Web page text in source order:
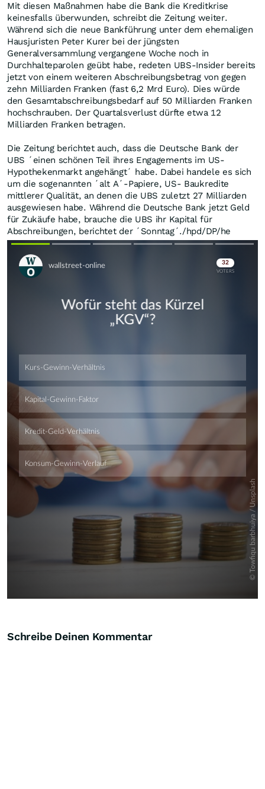
Mit diesen Maßnahmen habe die Bank die Kreditkrise
keinesfalls überwunden, schreibt die Zeitung weiter.
Während sich die neue Bankführung unter dem ehemaligen
Hausjuristen Peter Kurer bei der jüngsten
Generalversammlung vergangene Woche noch in
Durchhalteparolen geübt habe, redeten UBS-Insider bereits
jetzt von einem weiteren Abschreibungsbetrag von gegen
zehn Milliarden Franken (fast 6,2 Mrd Euro). Dies würde
den Gesamtabschreibungsbedarf auf 50 Milliarden Franken
hochschrauben. Der Quartalsverlust dürfte etwa 12
Milliarden Franken betragen.
Die Zeitung berichtet auch, dass die Deutsche Bank der
UBS ´einen schönen Teil ihres Engagements im US-
Hypothekenmarkt angehängt´ habe. Dabei handele es sich
um die sogenannten ´alt A´-Papiere, US- Baukredite
mittlerer Qualität, an denen die UBS zuletzt 27 Milliarden
ausgewiesen habe. Während die Deutsche Bank jetzt Geld
für Zukäufe habe, brauche die UBS ihr Kapital für
Abschreibungen, berichtet der ´Sonntag´./hpd/DP/he
Skip
Skip
Schreibe Deinen Kommentar